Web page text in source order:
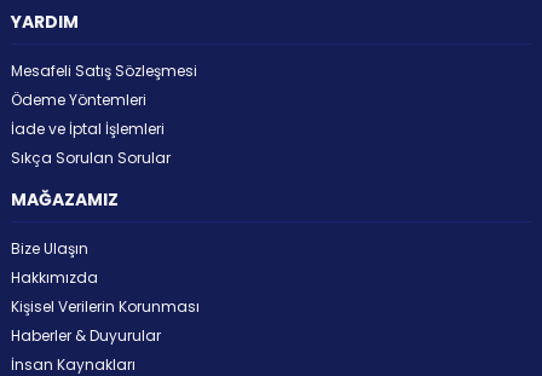
YARDIM
Mesafeli Satış Sözleşmesi
Ödeme Yöntemleri
İade ve İptal İşlemleri
Sıkça Sorulan Sorular
MAĞAZAMIZ
Bize Ulaşın
Hakkımızda
Kişisel Verilerin Korunması
Haberler & Duyurular
İnsan Kaynakları